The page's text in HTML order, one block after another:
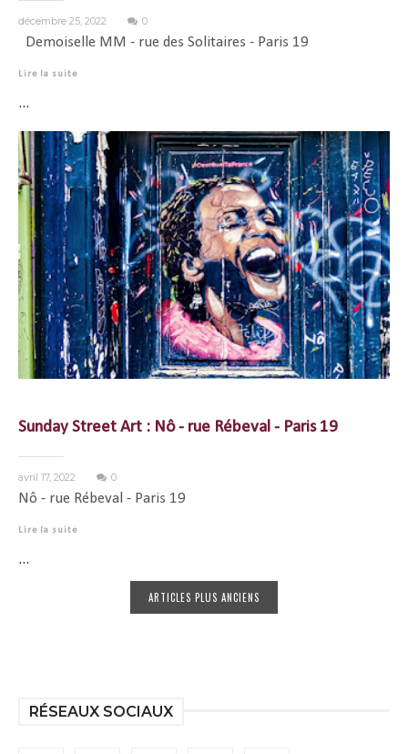
décembre 25, 2022 0
Demoiselle MM - rue des Solitaires - Paris 19
Lire la suite
...
Sunday Street Art : Nô - rue Rébeval - Paris 19
avril 17, 2022 0
Nô - rue Rébeval - Paris 19
Lire la suite
...
ARTICLES PLUS ANCIENS
RÉSEAUX SOCIAUX